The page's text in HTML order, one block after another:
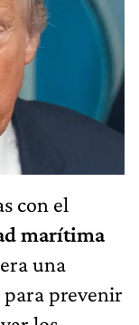
con el
marítima
una
prevenir